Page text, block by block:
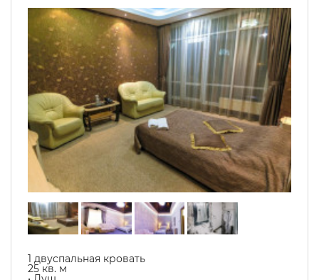
1 двуспальная кровать
25 кв. м